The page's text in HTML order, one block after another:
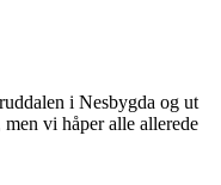
i Nesbygda og ut
vi håper alle allerede